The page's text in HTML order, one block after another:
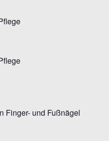
Finger- und Fußnägel